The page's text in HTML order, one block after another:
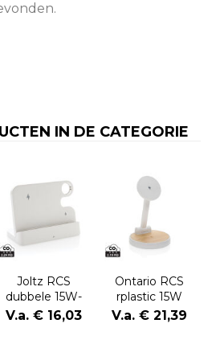
IN DE CATEGORIE
Joltz RCS
dubbele 15W-
oplader van
gerecycled
V.a. € 16,03
Ontario RCS
rplastic 15W
magnetische 2
in 1 lader
V.a. € 21,39